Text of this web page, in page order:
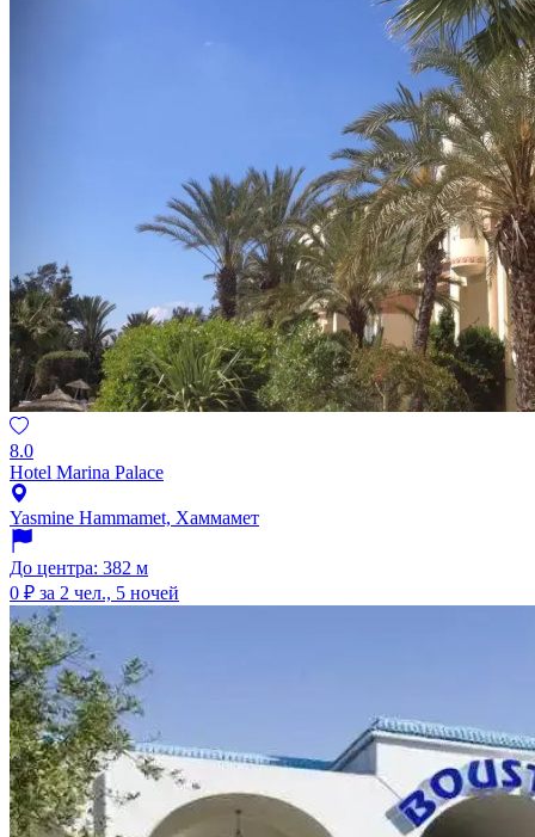
8.0
Hotel Marina Palace
Yasmine Hammamet, Хаммамет
До центра: 382 м
0 ₽ за 2 чел., 5 ночей